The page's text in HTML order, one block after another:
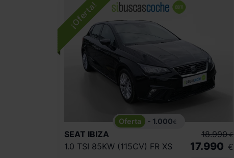
- 1.000€
SEAT IBIZA
1.0 TSI 85KW (115CV) FR XS
18.990 €
17.990 €